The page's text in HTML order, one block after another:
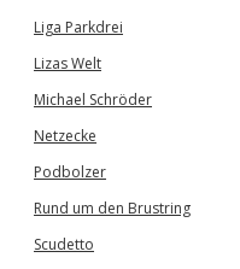
Liga Parkdrei
Lizas Welt
Michael Schröder
Netzecke
Podbolzer
Rund um den Brustring
Scudetto